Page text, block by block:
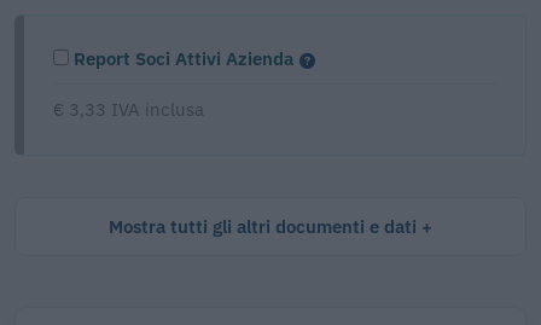
Report Soci Attivi Azienda
€ 3,33 IVA inclusa
Mostra tutti gli altri documenti e dati